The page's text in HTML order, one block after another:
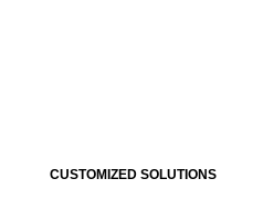
CUSTOMIZED SOLUTIONS